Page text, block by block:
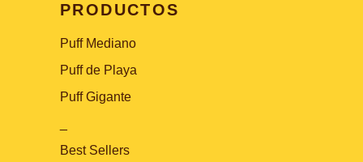
PRODUCTOS
Puff Mediano
Puff de Playa
Puff Gigante
Best Sellers